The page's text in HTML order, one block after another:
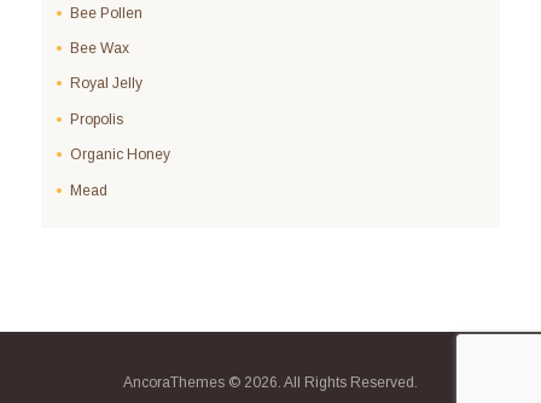
Bee Pollen
Bee Wax
Royal Jelly
Propolis
Organic Honey
Mead
AncoraThemes © 2026. All Rights Reserved.